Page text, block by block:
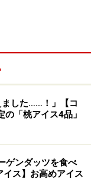
ュ産発酵バ
ました……！」【コ
「桃アイス4品」
ゲンダッツを食べ
ス】お高めアイス